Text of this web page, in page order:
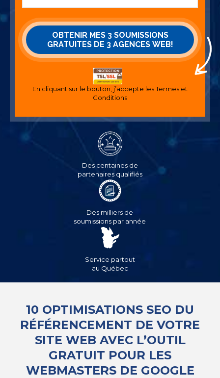
En cliquant sur le bouton, j’accepte lesTermes et
Conditions
Des centaines de
partenaires qualifiés
Des milliers de
soumissions par année
Service partout
au Québec
10 OPTIMISATIONS SEO DU
RÉFÉRENCEMENT DE VOTRE
SITE WEB AVEC L’OUTIL
GRATUIT POUR LES
WEBMASTERS DE GOOGLE